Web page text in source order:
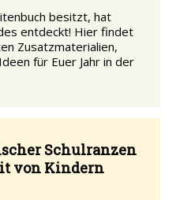
besitzt, hat
entdeckt! Hier findet
Zusatzmaterialien,
für Euer Jahr in der
Schulranzen
von Kindern